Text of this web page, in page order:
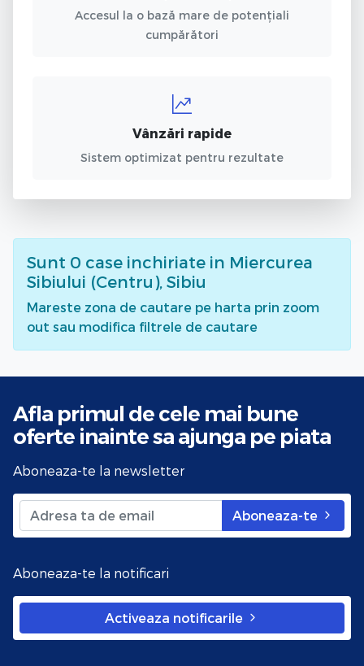
Accesul la o bază mare de potențiali
cumpărători
Vânzări rapide
Sistem optimizat pentru rezultate
Sunt 0 case inchiriate in Miercurea
Sibiului (Centru), Sibiu
Mareste zona de cautare pe harta prin zoom
out sau modifica filtrele de cautare
Afla primul de cele mai bune
oferte inainte sa ajunga pe piata
Aboneaza-te la newsletter
Aboneaza-te
Aboneaza-te la notificari
Activeaza notificarile